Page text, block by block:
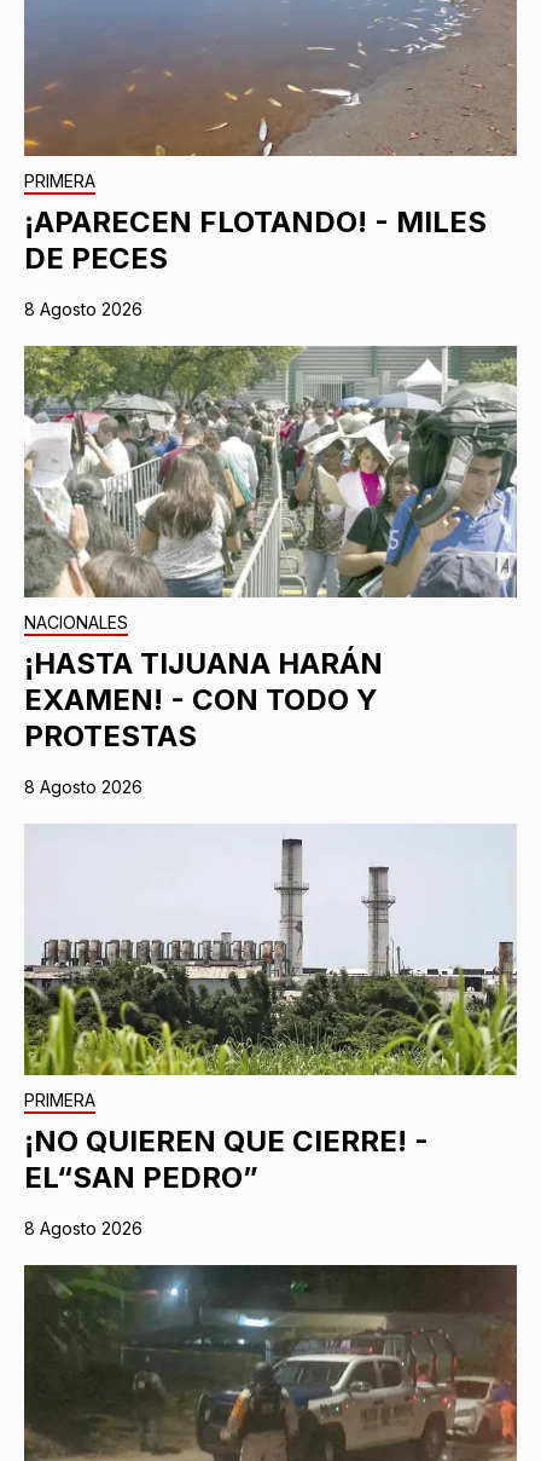
PRIMERA
¡APARECEN FLOTANDO! - MILES
DE PECES
8 Agosto 2026
NACIONALES
¡HASTA TIJUANA HARÁN
EXAMEN! - CON TODO Y
PROTESTAS
8 Agosto 2026
PRIMERA
¡NO QUIEREN QUE CIERRE! -
EL“SAN PEDRO”
8 Agosto 2026